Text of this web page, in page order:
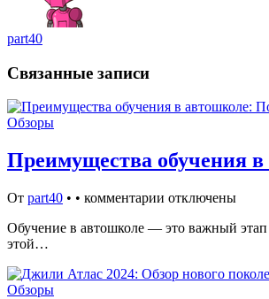
part40
Связанные записи
Обзоры
Преимущества обучения в
От part40 • • комментарии отключены
Обучение в автошколе — это важный этап
этой…
Обзоры